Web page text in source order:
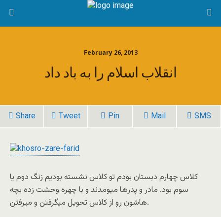
February 26, 2013
انقلاب اسلام را به باد داد
Share Tweet Pin Mail SMS
کلاس چهارم دبستان بودم تو کلاس نشسته بودیم زنگ دوم یا
سوم بود. مادر و پدرها میومدند و با چهره وحشت زده بچه
هاشون رو از کلاس تحویل میگرفتن و میرفتن.